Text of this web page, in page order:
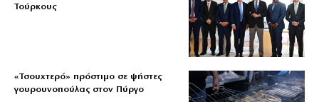
Τούρκους
«Τσουχτερό» πρόστιμο σε ψήστες
γουρουνοπούλας στον Πύργο